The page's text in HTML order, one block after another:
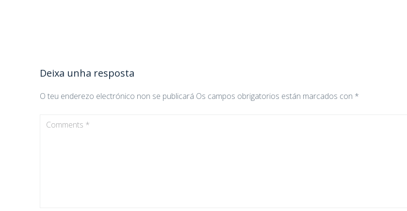
Deixa unha resposta
O teu enderezo electrónico non se publicará Os campos obrigatorios están marcados con *